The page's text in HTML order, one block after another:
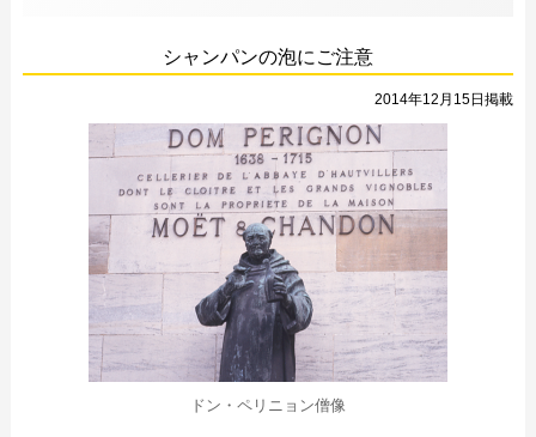
シャンパンの泡にご注意
2014年12月15日掲載
ドン・ペリニョン僧像